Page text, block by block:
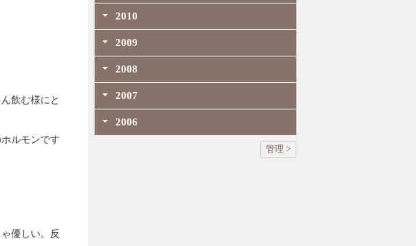
飲む様にと
ルモンです
優しい。反
2010
2009
2008
2007
2006
管理